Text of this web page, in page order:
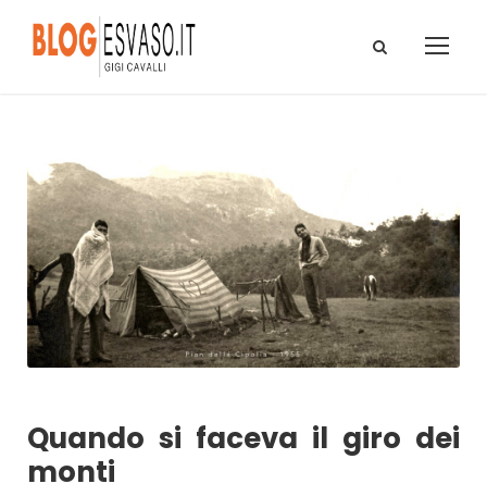
Quando si faceva il giro dei
monti